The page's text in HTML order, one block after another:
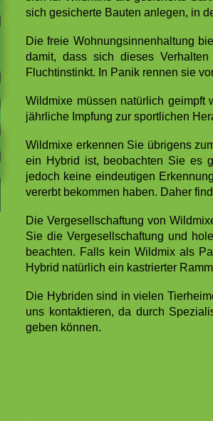
sich gesicherte Bauten anlegen, in
Die freie Wohnungsinnenhaltung
damit, dass sich dieses
Fluchtinstinkt. In Panik rennen sie
Wildmixe müssen natürlich geimpft
jährliche Impfung zur sportlichen
Wildmixe erkennen Sie übrigens
ein Hybrid ist, beobachten Sie es
jedoch keine eindeutigen
vererbt bekommen haben. Daher
Die Vergesellschaftung von
Sie die Vergesellschaftung und
beachten. Falls kein Wildmix als
Hybrid natürlich ein kastrierter
Die Hybriden sind in vielen
uns kontaktieren, da durch
geben können.